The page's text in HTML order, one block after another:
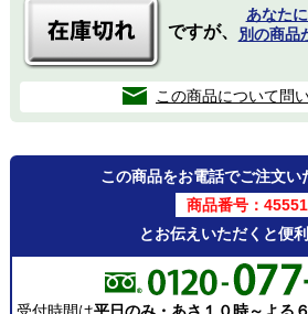
ですが、
あなた
別の商品
この商品について問
この商品をお電話でご注文い
商品番号：45551
とお伝えいただくと便